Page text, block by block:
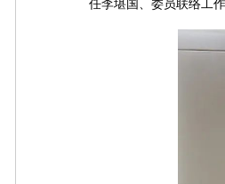
任李堪国、委员联络工